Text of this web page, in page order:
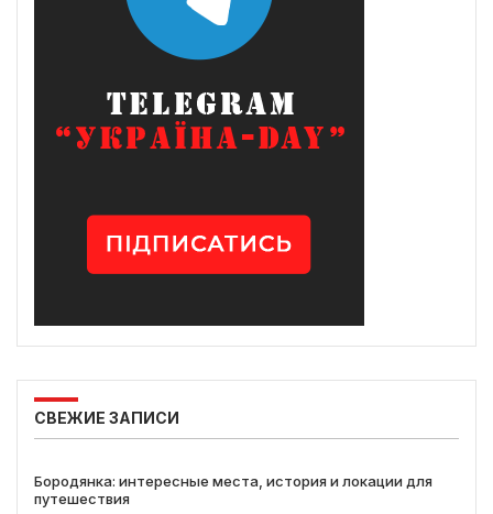
СВЕЖИЕ ЗАПИСИ
Бородянка: интересные места, история и локации для
путешествия